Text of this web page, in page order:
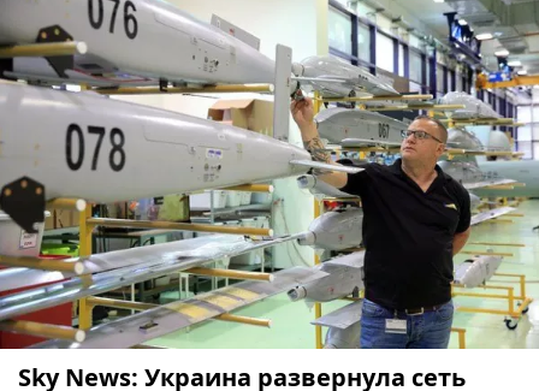
Sky News: Украина развернула сеть